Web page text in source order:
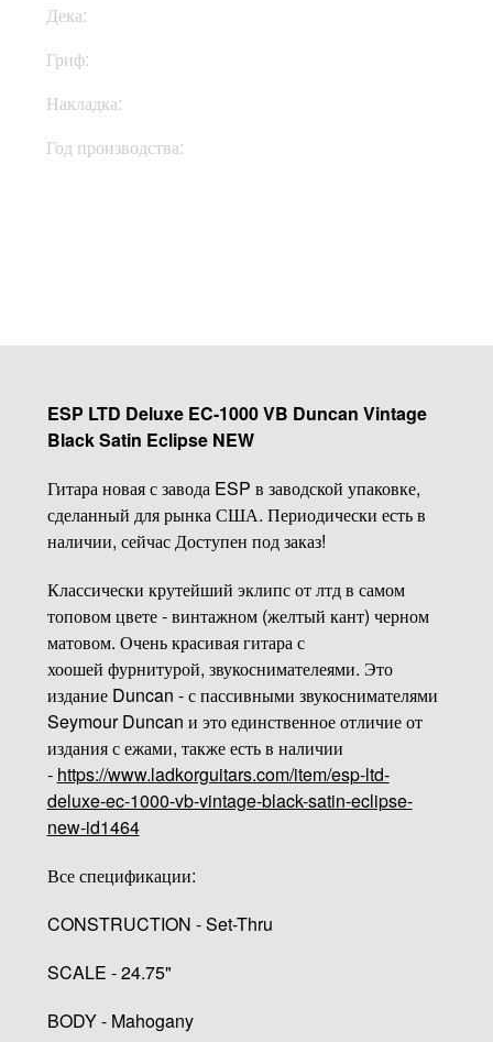
Дека:
Гриф:
Накладка:
Год производства:
ESP LTD Deluxe EC-1000 VB Duncan Vintage
Black Satin Eclipse NEW
Гитара новая с завода ESP в заводской упаковке,
сделанный для рынка США. Периодически есть в
наличии, сейчас Доступен под заказ!
Классически крутейший эклипс от лтд в самом
топовом цвете - винтажном (желтый кант) черном
матовом. Очень красивая гитара с
хоошей фурнитурой, звукоснимателеями. Это
издание Duncan - с пассивными звукоснимателями
Seymour Duncan и это единственное отличие от
издания с ежами, также есть в наличии
- https://www.ladkorguitars.com/item/esp-ltd-
deluxe-ec-1000-vb-vintage-black-satin-eclipse-
new-id1464
Все спецификации:
CONSTRUCTION - Set-Thru
SCALE - 24.75"
BODY - Mahogany